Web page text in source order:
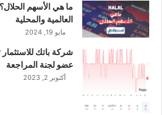
ما هي الأسهم
العالمية والمحلية
مايو 19, 2024
شركة باتك
عضو لجنة المراجعة
أكتوبر 2, 2023